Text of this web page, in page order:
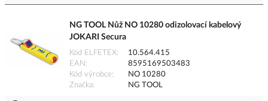
NG TOOL Nůž NO 10280 odizolovací kabelový
JOKARI Secura
Kód ELFETEX
10.564.415
EAN
8595169503483
Kód výrobce
NO 10280
Značka
NG TOOL